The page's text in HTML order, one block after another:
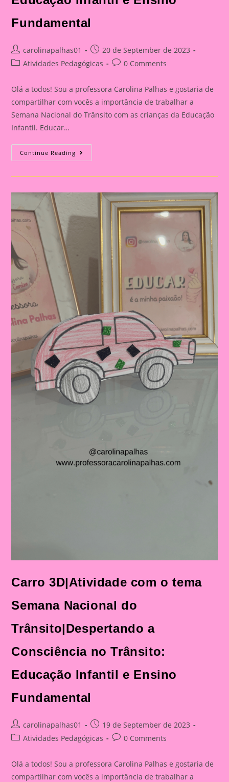
Fundamental
Post
author:
carolinapalhas01
Post
published:
20 de September de 2023
PostAtividades Pedagógicas
Post0 Comments
Olá a todos! Sou a professora Carolina Palhas e gostaria de
compartilhar com vocês a importância de trabalhar a
Semana Nacional do Trânsito com as crianças da Educação
Infantil. Educar…
Continue Reading Atividade
Com
Tema
Do
Trânsito|Despertando
Consciência
Trânsito:
Educação
Infantil
E
Ensino
Fundamental
Carro 3D|Atividade com o tema
Semana Nacional do
Trânsito|Despertando a
Consciência no Trânsito:
Educação Infantil e Ensino
Fundamental
Post
author:
carolinapalhas01
Post
published:
19 de September de 2023
PostAtividades Pedagógicas
Post0 Comments
Olá a todos! Sou a professora Carolina Palhas e gostaria de
compartilhar com vocês a importância de trabalhar a